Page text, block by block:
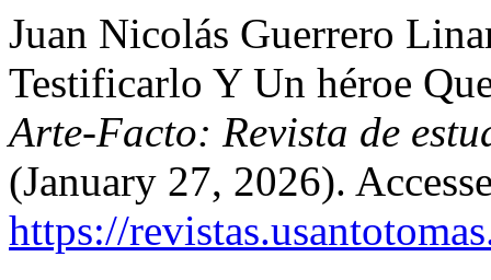
Juan Nicolás Guerrero
Testificarlo Y Un héroe
Arte-Facto: Revista de
(January 27, 2026).
https://